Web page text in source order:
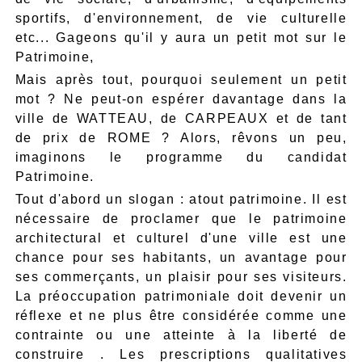
sportifs, d'environnement, de vie culturelle
etc... Gageons qu'il y aura un petit mot sur le
Patrimoine,
Mais après tout, pourquoi seulement un petit
mot ? Ne peut-on espérer davantage dans la
ville de WATTEAU, de CARPEAUX et de tant
de prix de ROME ? Alors, rêvons un peu,
imaginons le programme du candidat
Patrimoine.
Tout d'abord un slogan : atout patrimoine. Il est
nécessaire de proclamer que le patrimoine
architectural et culturel d'une ville est une
chance pour ses habitants, un avantage pour
ses commerçants, un plaisir pour ses visiteurs.
La préoccupation patrimoniale doit devenir un
réflexe et ne plus être considérée comme une
contrainte ou une atteinte à la liberté de
construire . Les prescriptions qualitatives